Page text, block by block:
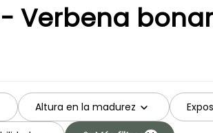
Verbena
Altura en la madurez